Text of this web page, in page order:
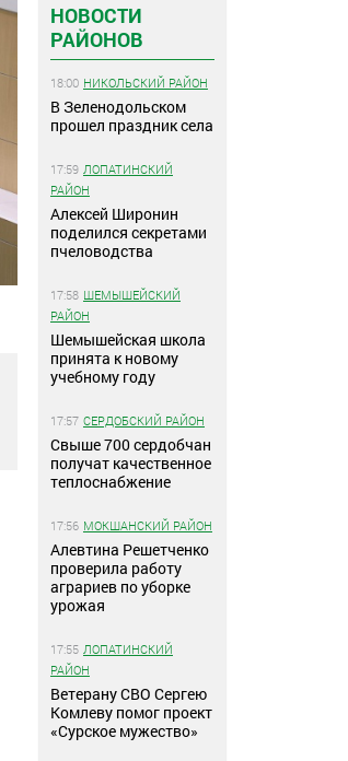
НОВОСТИ
РАЙОНОВ
18:00 НИКОЛЬСКИЙ РАЙОН
В Зеленодольском
прошел праздник села
17:59 ЛОПАТИНСКИЙ
РАЙОН
Алексей Широнин
поделился секретами
пчеловодства
17:58 ШЕМЫШЕЙСКИЙ
РАЙОН
Шемышейская школа
принята к новому
учебному году
17:57 СЕРДОБСКИЙ РАЙОН
Свыше 700 сердобчан
получат качественное
теплоснабжение
17:56 МОКШАНСКИЙ РАЙОН
Алевтина Решетченко
проверила работу
аграриев по уборке
урожая
17:55 ЛОПАТИНСКИЙ
РАЙОН
Ветерану СВО Сергею
Комлеву помог проект
«Сурское мужество»